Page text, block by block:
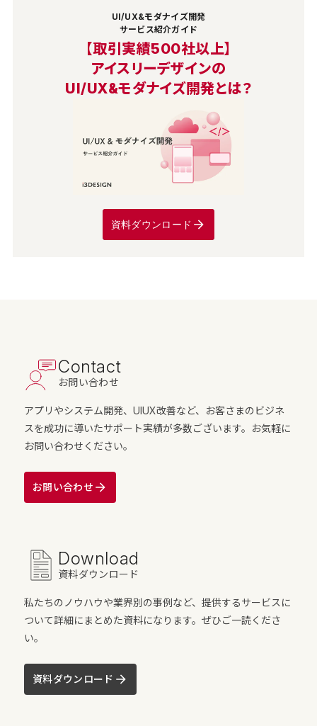
UI/UX&モダナイズ開発
サービス紹介ガイド
【取引実績500社以上】
アイスリーデザインの
UI/UX&モダナイズ開発とは？
資料ダウンロード
Contact
お問い合わせ
アプリやシステム開発、UIUX改善など、お客さまのビジネ
スを成功に導いたサポート実績が多数ございます。お気軽に
お問い合わせください。
お問い合わせ
Download
資料ダウンロード
私たちのノウハウや業界別の事例など、提供するサービスに
ついて詳細にまとめた資料になります。ぜひご一読くださ
い。
資料ダウンロード